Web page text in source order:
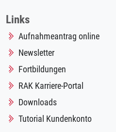
Links
Aufnahmeantrag online
Newsletter
Fortbildungen
RAK Karriere-Portal
Downloads
Tutorial Kundenkonto